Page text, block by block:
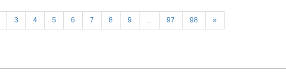
3 4 5 6 7 8 9 ... 97 98 »